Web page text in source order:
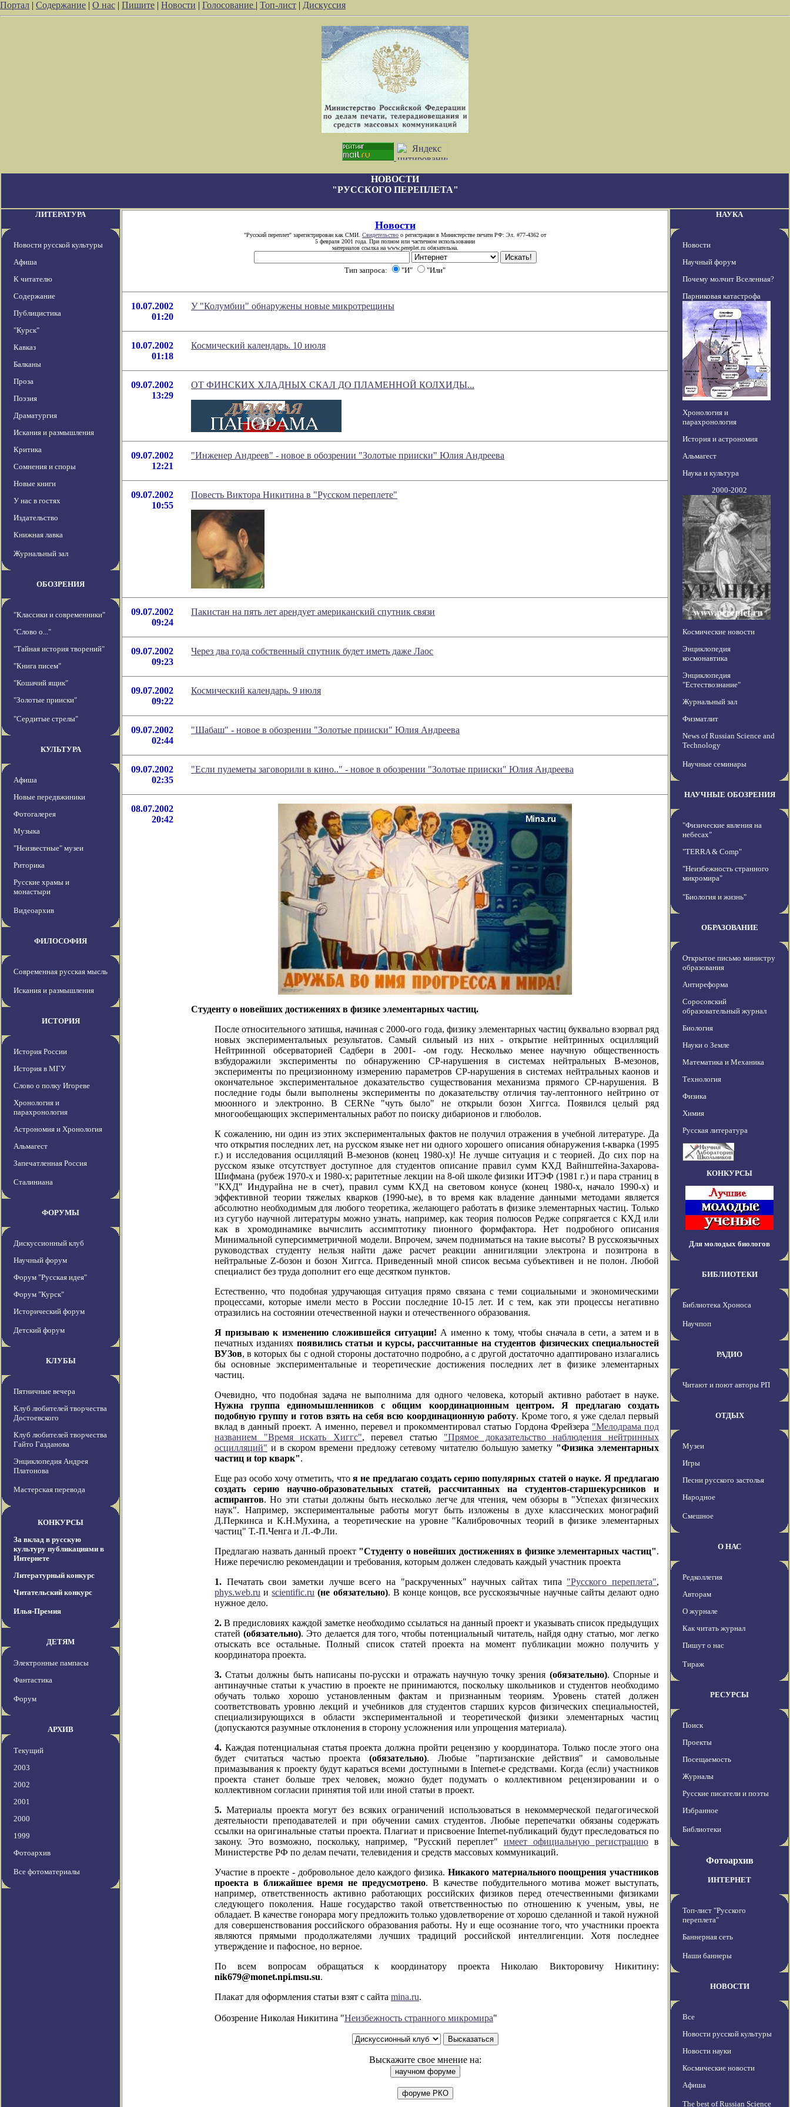
Портал | Содержание | О нас | Пишите | Новости | Голосование | Топ-лист | Дискуссия
НОВОСТИ
"РУССКОГО ПЕРЕПЛЕТА"
ЛИТЕРАТУРА
Новости русской культуры
Афиша
К читателю
Содержание
Публицистика
"Курск"
Кавказ
Балканы
Проза
Поэзия
Драматургия
Искания и размышления
Критика
Сомнения и споры
Новые книги
У нас в гостях
Издательство
Книжная лавка
Журнальный зал
ОБОЗРЕНИЯ
"Классики и современники"
"Слово о..."
"Тайная история творений"
"Книга писем"
"Кошачий ящик"
"Золотые прииски"
"Сердитые стрелы"
КУЛЬТУРА
Афиша
Новые передвжиники
Фотогалерея
Музыка
"Неизвестные" музеи
Риторика
Русские храмы и
монастыри
Видеоархив
ФИЛОСОФИЯ
Современная русская мысль
Искания и размышления
ИСТОРИЯ
История России
История в МГУ
Слово о полку Игореве
Хронология и
парахронология
Астрономия и Хронология
Альмагест
Запечатленная Россия
Сталиниана
ФОРУМЫ
Дискуссионный клуб
Научный форум
Форум "Русская идея"
Форум "Курск"
Исторический форум
Детский форум
КЛУБЫ
Пятничные вечера
Клуб любителей творчества
Достоевского
Клуб любителей творчества
Гайто Газданова
Энциклопедия Андрея
Платонова
Мастерская перевода
КОНКУРСЫ
За вклад в русскую
культуру публикациями в
Интернете
Литературный конкурс
Читательский конкурс
Илья-Премия
ДЕТЯМ
Электронные пампасы
Фантастика
Форум
АРХИВ
Текущий
2003
2002
2001
2000
1999
Фотоархив
Все фотоматериалы
Новости
"Русский переплет" зарегистрирован как СМИ. Свидетельство о регистрации в Министерстве печати РФ: Эл. #77-4362 от
5 февраля 2001 года. При полном или частичном использовании
материалов ссылка на www.pereplet.ru обязательна.
Тип запроса: "И" "Или"
10.07.2002
01:20
У "Колумбии" обнаружены новые микротрещины
10.07.2002
01:18
Космический календарь. 10 июля
09.07.2002
13:29
ОТ ФИНСКИХ ХЛАДНЫХ СКАЛ ДО ПЛАМЕННОЙ КОЛХИДЫ...
09.07.2002
12:21
"Инженер Андреев" - новое в обозрении "Золотые прииски" Юлия Андреева
09.07.2002
10:55
Повесть Виктора Никитина в "Русском переплете"
09.07.2002
09:24
Пакистан на пять лет арендует американский спутник связи
09.07.2002
09:23
Через два года собственный спутник будет иметь даже Лаос
09.07.2002
09:22
Космический календарь. 9 июля
09.07.2002
02:44
"Шабаш" - новое в обозрении "Золотые прииски" Юлия Андреева
09.07.2002
02:35
"Если пулеметы заговорили в кино.." - новое в обозрении "Золотые прииски" Юлия Андреева
08.07.2002
20:42
Студенту о новейших достижениях в физике элементарных частиц.
После относительного затишья, начиная с 2000-ого года, физику элементарных частиц буквально взорвал ряд
новых экспериментальных результатов. Самый сильный из них - открытие нейтринных осцилляций
Нейтринной обсерваторией Садбери в 2001- -ом году. Несколько менее научную общественность
взбудоражили эксперименты по обнаружению СР-нарушения в системах нейтральных B-мезонов,
эксперименты по прецизионному измерению параметров СР-нарушения в системах нейтральных каонов и
окончательное экспериментальное доказательство существования механизма прямого СР-нарушения. В
последние годы были выполнены эксперименты по доказательству отличия тау-лептонного нейтрино от
мюонного и электронно. В CERNe "чуть было" не открыли бозон Хиггса. Появился целый ряд
многообещающих экспериментальных работ по поиску дибарионов и глюболов.
К сожалению, ни один из этих экспериментальных фактов не получил отражения в учебной литературе. Да
что открытия последних лет, на русском языке нет ни одного хорошего описания обнаружения t-кварка (1995
г.) и исследования осцилляций B-мезонов (конец 1980-х)! Не лучше ситуация и с теорией. До сих пор на
русском языке отсутствует доступное для студентов описание правил сумм КХД Вайнштейна-Захарова-
Шифмана (рубеж 1970-х и 1980-х; раритетные лекции на 8-ой школе физики ИТЭФ (1981 г.) и пара страниц в
"КХД" Индурайна не в счет), правил сумм КХД на световом конусе (конец 1980-х, начало 1990-х) и
эффективной теории тяжелых кварков (1990-ые), в то время как владение данными методами является
абсолютно необходимым для любого теоретика, желающего работать в физике элементарных частиц. Только
из сугубо научной литературы можно узнать, например, как теория полюсов Редже сопрягается с КХД или
как в хромодинамике вычислить ассимптотику пионного формфактора. Нет подробного описания
Минимальной суперсимметричной модели. Впрочем, зачем подниматься на такие высоты? В русскоязычных
руководствах студенту нельзя найти даже расчет реакции аннигиляции электрона и позитрона в
нейтральные Z-бозон и бозон Хиггса. Приведенный мной список весьма субъективен и не полон. Любой
специалист без труда дополнит его еще десятком пунктов.
Естественно, что подобная удручающая ситуация прямо связана с теми социальными и экономическими
процессами, которые имели место в России последние 10-15 лет. И с тем, как эти процессы негативно
отразились на состоянии отечественной науки и отечественного образования.
Я призываю к изменению сложившейся ситуации! А именно к тому, чтобы сначала в сети, а затем и в
печатных изданиях появились статьи и курсы, рассчитанные на студентов физических специальностей
ВУЗов, в которых бы с одной стороны достаточно подробно, а с другой достаточно адаптировано излагались
бы основные экспериментальные и теоретические достижения последних лет в физике элементарных
частиц.
Очевидно, что подобная задача не выполнима для одного человека, который активно работает в науке.
Нужна группа единомышленников с общим координационным центром. Я предлагаю создать
подобную группу и готов взять на себя всю координационную работу. Кроме того, я уже сделал первый
вклад в данный проект. А именно, перевел и прокомментировал статью Гордона Фрейзера "Мелодрама под
названием "Время искать Хиггс", перевел статью "Прямое доказательство наблюдения нейтринных
осцилляций" и в скором времени предложу сетевому читателю большую заметку "Физика элементарных
частиц и top кварк".
Еще раз особо хочу отметить, что я не предлагаю создать серию популярных статей о науке. Я предлагаю
создать серию научно-образовательных статей, рассчитанных на студентов-старшекурсников и
аспирантов. Но эти статьи должны быть несколько легче для чтения, чем обзоры в "Успехах физических
наук". Например, экспериментальные работы могут быть изложены в духе классических монографий
Д.Перкинса и К.Н.Мухина, а теоретические на уровне "Калибровочных теорий в физике элементарных
частиц" Т.-П.Ченга и Л.-Ф.Ли.
Предлагаю назвать данный проект "Студенту о новейших достижениях в физике элементарных частиц".
Ниже перечислю рекомендации и требования, которым должен следовать каждый участник проекта
1. Печатать свои заметки лучше всего на "раскрученных" научных сайтах типа "Русского переплета",
phys.web.ru иscientific.ru (не обязательно). В конце концов, все русскоязычные научные сайты делают одно
нужное дело.
2. В предисловиях каждой заметке необходимо ссылаться на данный проект и указывать список предыдущих
статей(обязательно). Это делается для того, чтобы потенциальный читатель, найдя одну статью, мог легко
отыскать все остальные. Полный список статей проекта на момент публикации можно получить у
координатора проекта.
3. Статьи должны быть написаны по-русски и отражать научную точку зрения (обязательно). Спорные и
антинаучные статьи к участию в проекте не принимаются, поскольку школьников и студентов необходимо
обучать только хорошо установленным фактам и признанным теориям. Уровень статей должен
соответствовать уровню лекций и учебников для студентов старших курсов физических специальностей,
специализирующихся в области экспериментальной и теоретической физики элементарных частиц
(допускаются разумные отклонения в сторону усложнения или упрощения материала).
4. Каждая потенциальная статья проекта должна пройти рецензию у координатора. Только после этого она
будет считаться частью проекта(обязательно). Любые "партизанские действия" и самовольные
примазывания к проекту будут караться всеми доступными в Internet-е средствами. Когда (если) участников
проекта станет больше трех человек, можно будет подумать о коллективном рецензировании и о
коллективном согласии принятия той или иной статьи в проект.
5. Материалы проекта могут без всяких ограничений использоваться в некоммерческой педагогической
деятельности преподавателей и при обучении самих студентов. Любые перепечатки обязаны содержать
ссылки на оригинальные статьи проекта. Плагиат и присвоение Internet-публикаций будут преследоваться по
закону. Это возможно, поскольку, например, "Русский переплет" имеет официальную регистрациюв
Министерстве РФ по делам печати, телевидения и средств массовых коммуникаций.
Участие в проекте - добровольное дело каждого физика. Никакого материального поощрения участников
проекта в ближайшее время не предусмотрено. В качестве побудительного мотива может выступать,
например, ответственность активно работающих российских физиков перед отечественными физиками
следующего поколения. Наше государство такой ответственностью по отношению к ученым, увы, не
обладает. В качестве гонорара могу предложить только удовлетворение от хорошо сделанной и такой нужной
для совершенствования российского образования работы. Ну и еще осознание того, что участники проекта
являются прямыми продолжателями лучших традиций российской интеллигенции. Хотя последнее
утверждение и пафосное, но верное.
По всем вопросам обращаться к координатору проекта Николаю Викторовичу Никитину:
nik679@monet.npi.msu.su.
Плакат для оформления статьи взят с сайта mina.ru.
Обозрение Николая Никитина "Неизбежность странного микромира"
Выскажите свое мнение на:
НАУКА
Новости
Научный форум
Почему молчит Вселенная?
Парниковая катастрофа
Хронология и
парахронология
История и астрономия
Альмагест
Наука и культура
2000-2002
Космические новости
Энциклопедия
космонавтика
Энциклопедия
"Естествознание"
Журнальный зал
Физматлит
News of Russian Science and
Technology
Научные семинары
НАУЧНЫЕ ОБОЗРЕНИЯ
"Физические явления на
небесах"
"TERRA & Comp"
"Неизбежность странного
микромира"
"Биология и жизнь"
ОБРАЗОВАНИЕ
Открытое письмо министру
образования
Антиреформа
Соросовский
образовательный журнал
Биология
Науки о Земле
Математика и Механика
Технология
Физика
Химия
Русская литература
КОНКУРСЫ
Для молодых биологов
БИБЛИОТЕКИ
Библиотека Хроноса
Научпоп
РАДИО
Читают и поют авторы РП
ОТДЫХ
Музеи
Игры
Песни русского застолья
Народное
Смешное
О НАС
Редколлегия
Авторам
О журнале
Как читать журнал
Пишут о нас
Тираж
РЕСУРСЫ
Поиск
Проекты
Посещаемость
Журналы
Русские писатели и поэты
Избранное
Библиотеки
Фотоархив
ИНТЕРНЕТ
Топ-лист "Русского
переплета"
Баннерная сеть
Наши баннеры
НОВОСТИ
Все
Новости русской культуры
Новости науки
Космические новости
Афиша
The best of Russian Science